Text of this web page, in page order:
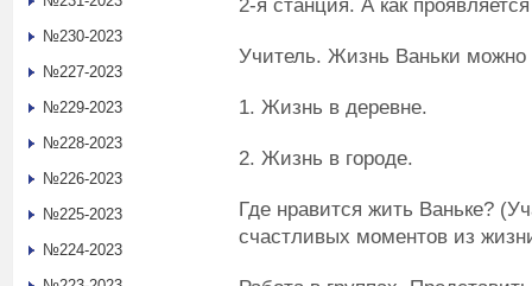
2-я станция. А как
Учитель. Жизнь Ваньки можно
1. Жизнь в деревне.
2. Жизнь в городе.
Где нравится жить Ваньке?
счастливых моментов из
№230-2023
№227-2023
№229-2023
№228-2023
№226-2023
№225-2023
№224-2023